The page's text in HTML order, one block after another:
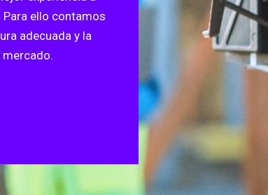
ello contamos
adecuada y la